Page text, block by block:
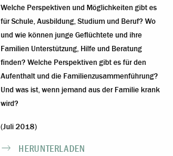
Welche Perspektiven und Möglichkeiten gibt es
für Schule, Ausbildung, Studium und Beruf? Wo
und wie können junge Geflüchtete und ihre
Familien Unterstützung, Hilfe und Beratung
finden? Welche Perspektiven gibt es für den
Aufenthalt und die Familienzusammenführung?
Und was ist, wenn jemand aus der Familie krank
wird?
(Juli 2018)
HERUNTERLADEN